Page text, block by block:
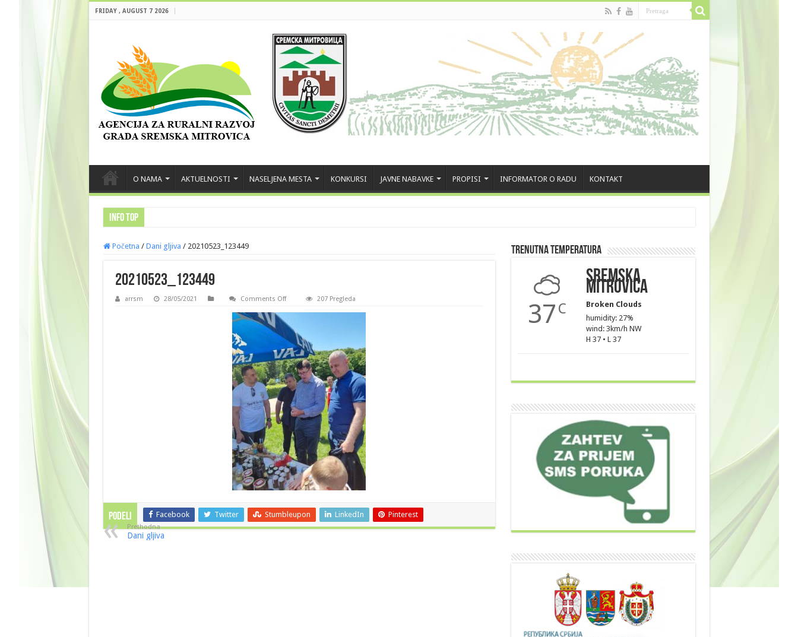
FRIDAY , AUGUST 7 2026
O NAMA AKTUELNOSTI NASELJENA MESTA KONKURSI JAVNE NABAVKE PROPISI INFORMATOR O RADU KONTAKT
INFO TOP
Početna / Dani gljiva / 20210523_123449
20210523_123449
arrsm 28/05/2021 Comments Offon
207 Pregleda
PODELI Facebook Twitter Stumbleupon LinkedIn Pinterest
Prethodna
Dani gljiva
Trenutna Temperatura
37 C
Sremska
Mitrovica
Broken Clouds
humidity: 27%
wind: 3km/h NW
H 37 • L 37